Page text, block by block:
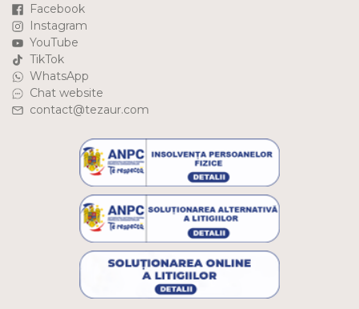
Facebook
Instagram
YouTube
TikTok
WhatsApp
Chat website
contact@tezaur.com